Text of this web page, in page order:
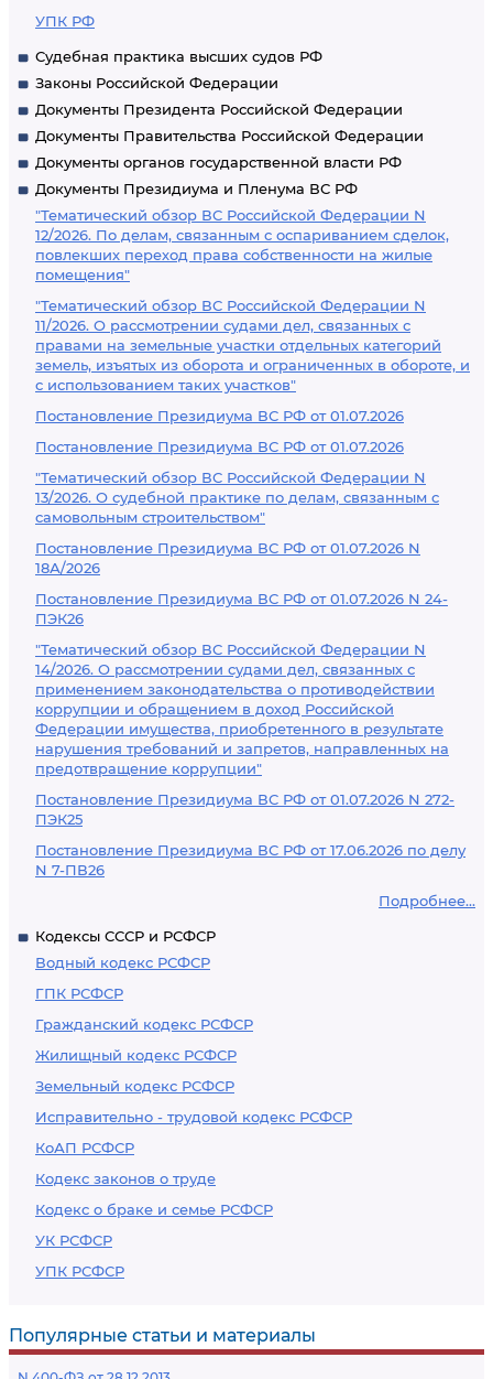
УПК РФ
Судебная практика высших судов РФ
Законы Российской Федерации
Документы Президента Российской Федерации
Документы Правительства Российской Федерации
Документы органов государственной власти РФ
Документы Президиума и Пленума ВС РФ
"Тематический обзор ВС Российской Федерации N
12/2026. По делам, связанным с оспариванием сделок,
повлекших переход права собственности на жилые
помещения"
"Тематический обзор ВС Российской Федерации N
11/2026. О рассмотрении судами дел, связанных с
правами на земельные участки отдельных категорий
земель, изъятых из оборота и ограниченных в обороте, и
с использованием таких участков"
Постановление Президиума ВС РФ от 01.07.2026
Постановление Президиума ВС РФ от 01.07.2026
"Тематический обзор ВС Российской Федерации N
13/2026. О судебной практике по делам, связанным с
самовольным строительством"
Постановление Президиума ВС РФ от 01.07.2026 N
18А/2026
Постановление Президиума ВС РФ от 01.07.2026 N 24-
ПЭК26
"Тематический обзор ВС Российской Федерации N
14/2026. О рассмотрении судами дел, связанных с
применением законодательства о противодействии
коррупции и обращением в доход Российской
Федерации имущества, приобретенного в результате
нарушения требований и запретов, направленных на
предотвращение коррупции"
Постановление Президиума ВС РФ от 01.07.2026 N 272-
ПЭК25
Постановление Президиума ВС РФ от 17.06.2026 по делу
N 7-ПВ26
Подробнее...
Кодексы СССР и РСФСР
Водный кодекс РСФСР
ГПК РСФСР
Гражданский кодекс РСФСР
Жилищный кодекс РСФСР
Земельный кодекс РСФСР
Исправительно - трудовой кодекс РСФСР
КоАП РСФСР
Кодекс законов о труде
Кодекс о браке и семье РСФСР
УК РСФСР
УПК РСФСР
Популярные статьи и материалы